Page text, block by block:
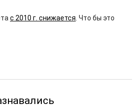
с 2010 г. снижается . Что бы это